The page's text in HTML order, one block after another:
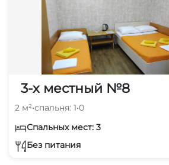
3-х местный №8
2 м²•спальня: 1•0
Спальных мест: 3
Без питания